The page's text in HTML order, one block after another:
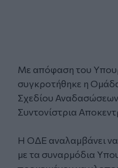
Με απόφαση του
συγκροτήθηκε η
Σχεδίου Αναδασώσεων
Συντονίστρια
Η ΟΔΕ αναλαμβάνει να
με τα συναρμόδια